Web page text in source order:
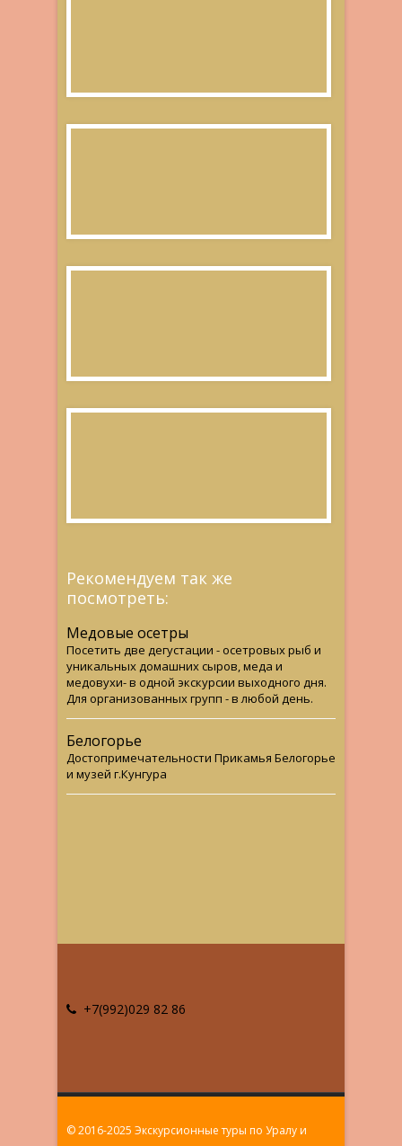
Рекомендуем так же
посмотреть:
Медовые осетры
Посетить две дегустации - осетровых рыб и
уникальных домашних сыров, меда и
медовухи- в одной экскурсии выходного дня.
Для организованных групп - в любой день.
Белогорье
Достопримечательности Прикамья Белогорье
и музей г.Кунгура
+7(992)029 82 86
© 2016-2025 Экскурсионные туры по Уралу и